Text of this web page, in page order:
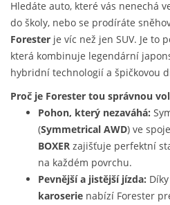
Hledáte auto, které vás nenechá
do školy, nebo se prodíráte
Forester je víc než jen SUV. Je to
která kombinuje legendární
hybridní technologií a špičkovou
Proč je Forester tou správnou
Pohon, který nezaváhá:
(Symmetrical AWD) ve
BOXER zajišťuje perfektní
na každém povrchu.
Pevnější a jistější jízda:
karoserie nabízí Forester